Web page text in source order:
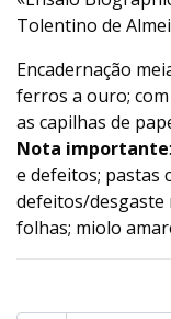
Tolentino de
Encadernação
ferros a ouro;
as capilhas de
Nota importante
e defeitos; pastas
defeitos/desgaste
folhas; miolo